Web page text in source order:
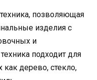
позволяющая
изделия с
и
подходит для
как дерево, стекло,